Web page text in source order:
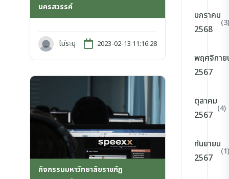
นครสวรรค์
ไม่ระบุ 2023-02-13 11:16:28
กิจกรรมมหาวิทยาลัยราชภัฏ
มกราคม
2568
(3)
พฤศจิกาย
2567
ตุลาคม
2567
(4)
กันยายน
2567
(1)